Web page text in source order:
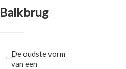
Balkbrug
De oudste vorm
van een